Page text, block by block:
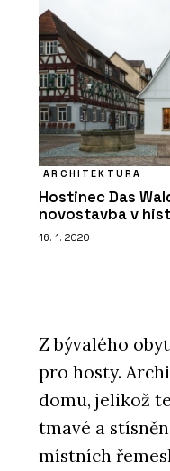
ARCHITEKTURA
Hostinec Das
novostavba v
16. 1. 2020
Z bývalého
pro hosty.
domu, jelikož
tmavé a
místních